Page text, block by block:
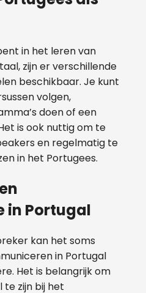
in het leren van
zijn er verschillende
beschikbaar. Je kunt
volgen,
doen of een
is ook nuttig om te
en regelmatig te
in het Portugees.
in Portugal
kan het soms
in Portugal
Het is belangrijk om
zijn bij het